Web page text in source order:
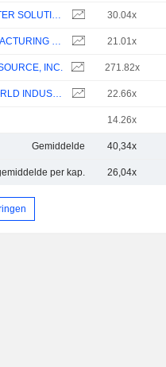
ZURN ELKAY WATER SOLUTIONS CORPORATION 30.04x
SIMPSON MANUFACTURING CO., INC. 21.01x
INC. 271.82x
ARMSTRONG WORLD INDUSTRIES, INC. 22.66x
14.26x
Gemiddelde 40,34x
per kap. 26,04x